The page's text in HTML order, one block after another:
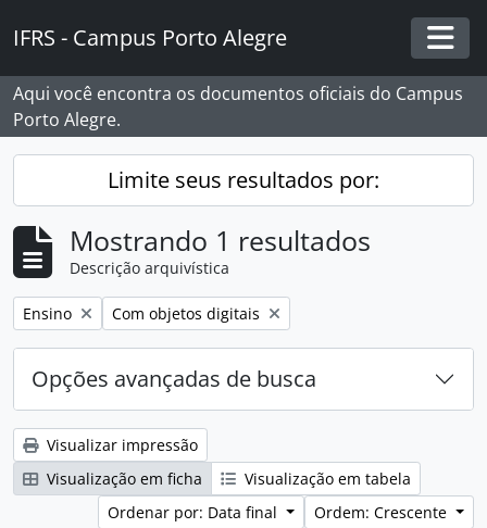
IFRS - Campus Porto Alegre
Aqui você encontra os documentos oficiais do Campus
Porto Alegre.
Limite seus resultados por:
Mostrando 1 resultados
Descrição arquivística
Remover filtro:
Ensino Remover filtro:
Com objetos digitais
Opções avançadas de busca
Visualizar impressão
Visualização em ficha
Visualização em tabela
Ordenar por: Data final
Ordem: Crescente